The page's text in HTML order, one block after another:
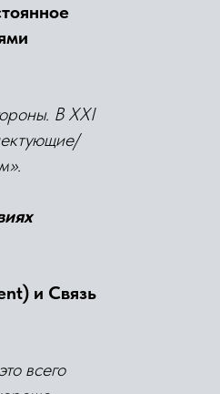
В ХХI
и Связь
всего